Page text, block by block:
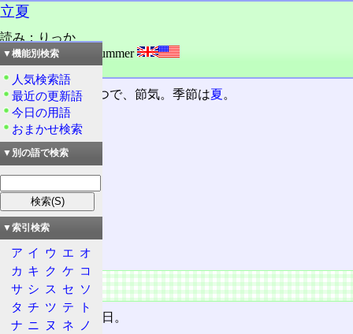
立夏
読み：りっか
外語：first day of summer
品詞：名詞
二十四節気の一つで、節気。季節は夏。
目次
概要
特徴
暦
気候
前後の節季
概要
太陽 黄経
が45°の日。
▼機能別検索
人気検索語
最近の更新語
今日の用語
おまかせ検索
▼別の語で検索
▼索引検索
ア イ ウ エ オ
カ キ ク ケ コ
サ シ ス セ ソ
タ チ ツ テ
ト
ナ ニ ヌ ネ
ノ